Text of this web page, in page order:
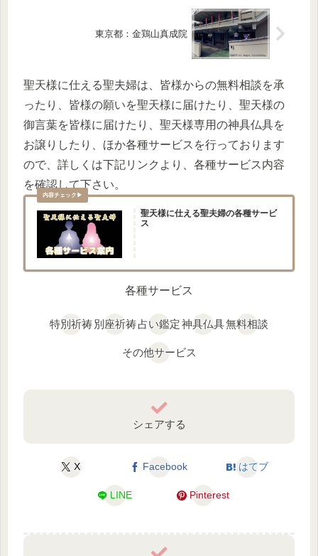
東京都：金鶏山真成院
聖天様に仕える聖夫婦は、皆様からの無料相談を承
ったり、皆様の願いを聖天様に届けたり、聖天様の
御言葉を皆様に届けたり、聖天様専用の神具仏具を
お譲りしたり、ほか各種サービスを行っております
ので、詳しくは下記リンクより、各種サービス内容
を確認して下さい。
聖天様に仕える聖夫婦の各種サービ
ス
各種サービス
特別祈祷別座祈祷占い鑑定神具仏具無料相談
その他サービス
シェアする
X Facebook はてブ
LINE Pinterest